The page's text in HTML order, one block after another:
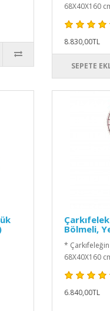
68X40X160
8.830,00TL
SEPETE
Bölmeli,
*
68X40X160
6.840,00TL